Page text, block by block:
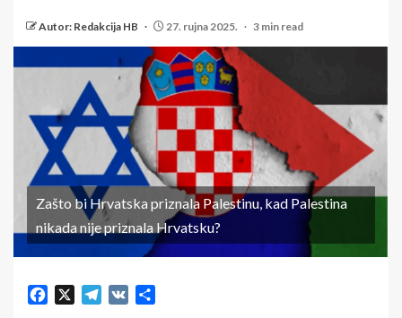
Autor: Redakcija HB 27. rujna 2025. 3 min read
Zašto bi Hrvatska priznala Palestinu, kad Palestina
nikada nije priznala Hrvatsku?
Facebook Telegram
VK